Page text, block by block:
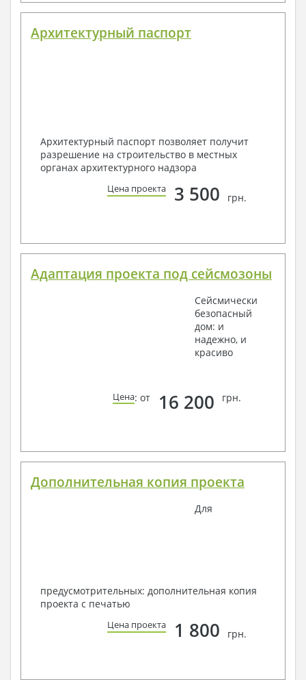
Архитектурный паспорт
Архитектурный паспорт позволяет получит
разрешение на строительство в местных
органах архитектурного надзора
Цена проекта 3 500 грн.
Адаптация проекта под сейсмозоны
Сейсмически
безопасный
дом: и
надежно, и
красиво
Цена: от 16 200 грн.
Дополнительная копия проекта
Для
предусмотрительных: дополнительная копия
проекта с печатью
Цена проекта 1 800 грн.